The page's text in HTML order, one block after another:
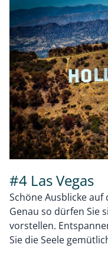
#4 Las Vegas
Schöne Ausblicke
Genau so dürfen Sie
vorstellen.
Sie die Seele